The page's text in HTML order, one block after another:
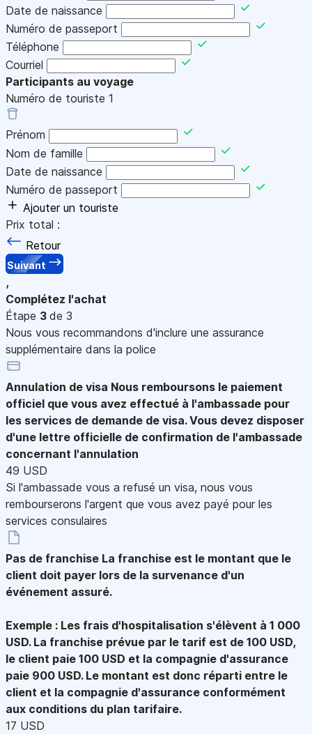
Date de naissance
Numéro de passeport
Téléphone
Courriel
Participants au voyage
Numéro de touriste 1
Prénom
Nom de famille
Date de naissance
Numéro de passeport
Ajouter un touriste
Prix total :
Retour
Suivant
,
Complétez l'achat
Étape 3 de 3
Nous vous recommandons d'inclure une assurance
supplémentaire dans la police
Annulation de visa Nous remboursons le paiement
officiel que vous avez effectué à l'ambassade pour
les services de demande de visa. Vous devez disposer
d'une lettre officielle de confirmation de l'ambassade
concernant l'annulation
49 USD
Si l'ambassade vous a refusé un visa, nous vous
rembourserons l'argent que vous avez payé pour les
services consulaires
Pas de franchise La franchise est le montant que le
client doit payer lors de la survenance d'un
événement assuré.
Exemple : Les frais d'hospitalisation s'élèvent à 1 000
USD. La franchise prévue par le tarif est de 100 USD,
le client paie 100 USD et la compagnie d'assurance
paie 900 USD. Le montant est donc réparti entre le
client et la compagnie d'assurance conformément
aux conditions du plan tarifaire.
17 USD